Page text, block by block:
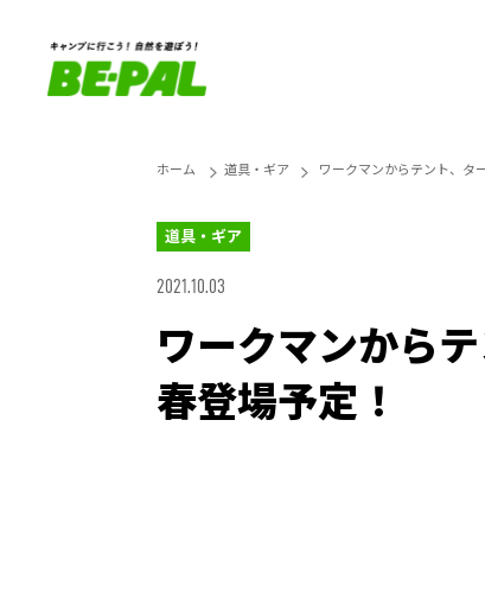
ホーム 道具・ギア ワークマンからテント、タ
道具・ギア
2021.10.03
ワークマンから
春登場予定！